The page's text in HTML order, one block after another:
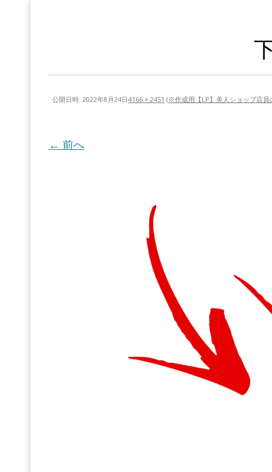
公開日時: 2022年8月24日4166 × 2451 (※作成用【LP】美人ショップ店
← 前へ